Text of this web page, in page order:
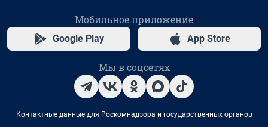
Мобильное приложение
Google Play App Store
Мы в соцсетях
Контактные данные для Роскомнадзора и государственных органов